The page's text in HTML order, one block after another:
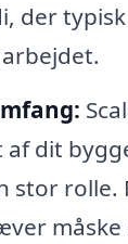
der
af dit
stor rolle.
måske